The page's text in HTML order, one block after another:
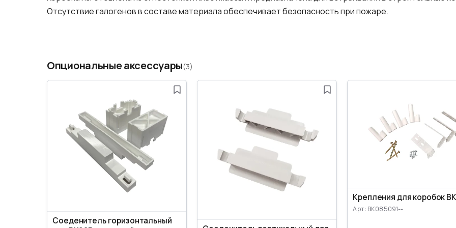
Отсутствие галогенов в составе материала обеспечивает безопасность при пожаре.
Опциональные аксессуары(3)
Соеденитель горизонтальный
Крепления для коробок
Арт: BK085091--